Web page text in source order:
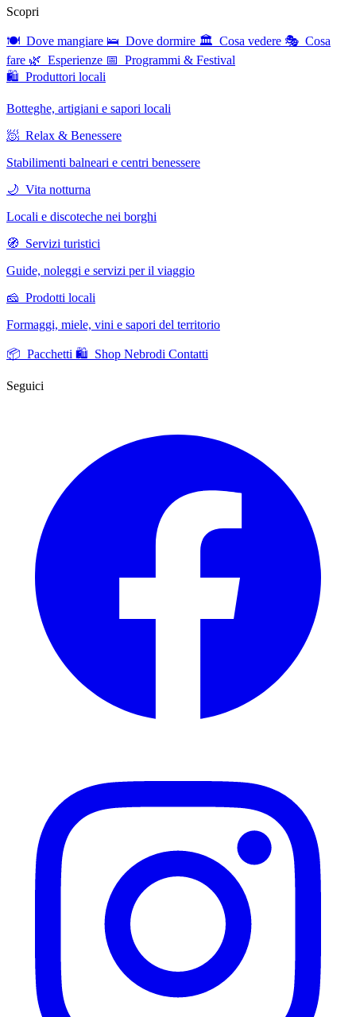
Scopri
🍽 Dove mangiare 🛌 Dove dormire 🏛 Cosa vedere 🎭 Cosa
fare 🌿 Esperienze 📅 Programmi & Festival
🛍 Produttori locali
Botteghe, artigiani e sapori locali
🧖 Relax & Benessere
Stabilimenti balneari e centri benessere
🌙 Vita notturna
Locali e discoteche nei borghi
🧭 Servizi turistici
Guide, noleggi e servizi per il viaggio
🧀 Prodotti locali
Formaggi, miele, vini e sapori del territorio
📦 Pacchetti 🛍️ Shop Nebrodi Contatti
Seguici